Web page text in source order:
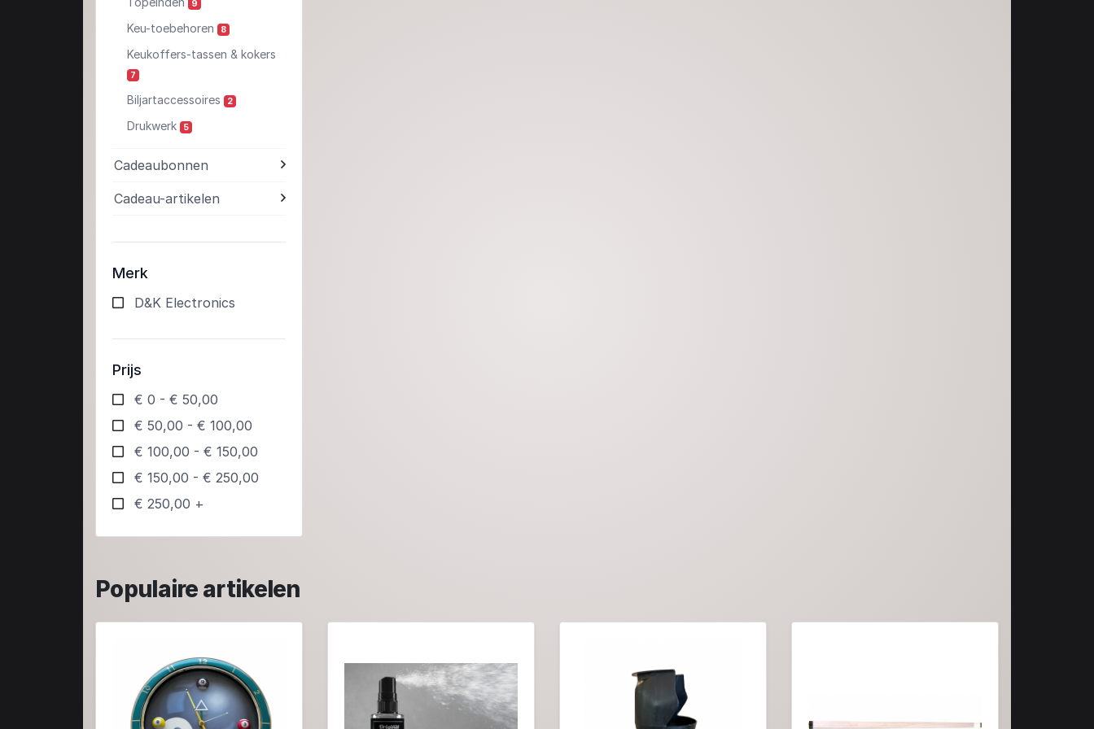
9
Keu-toebehoren 8
Keukoffers-tassen & kokers
7
Biljartaccessoires 2
Drukwerk 5
Cadeaubonnen
Cadeau-artikelen
Merk
D&K Electronics
Prijs
€ 0 - € 50,00
€ 50,00 - € 100,00
€ 100,00 - € 150,00
€ 150,00 - € 250,00
€ 250,00 +
Populaire artikelen